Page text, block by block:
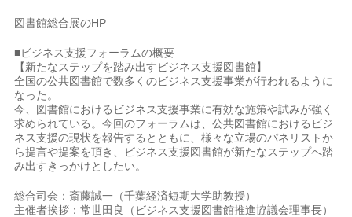
図書館総合展のHP
■ビジネス支援フォーラムの概要
【新たなステップを踏み出すビジネス支援図書館】
全国の公共図書館で数多くのビジネス支援事業が行われるように
なった。
今、図書館におけるビジネス支援事業に有効な施策や試みが強く
求められている。今回のフォーラムは、公共図書館におけるビジ
ネス支援の現状を報告するとともに、様々な立場のパネリストか
ら提言や提案を頂き、ビジネス支援図書館が新たなステップへ踏
み出すきっかけとしたい。
総合司会：斎藤誠一（千葉経済短期大学助教授）
主催者挨拶：常世田良（ビジネス支援図書館推進協議会理事長）